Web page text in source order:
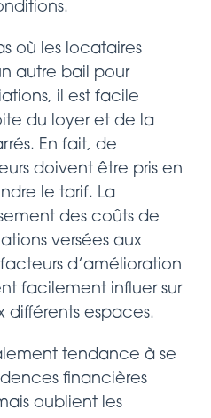
où les locataires
autre bail pour
il est facile
du loyer et de la
En fait, de
doivent être pris en
le tarif. La
des coûts de
versées aux
d’amélioration
facilement influer sur
différents espaces.
tendance à se
financières
oublient les